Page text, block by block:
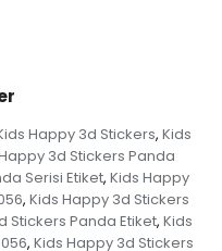
Happy 3d Stickers, Kids
3d Stickers Panda
Serisi Etiket, Kids Happy
, Kids Happy 3d Stickers
Stickers Panda Etiket, Kids
, Kids Happy 3d Stickers